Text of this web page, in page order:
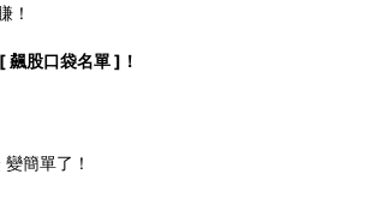
！
[ 飆股口袋名單 ]！
簡單了！